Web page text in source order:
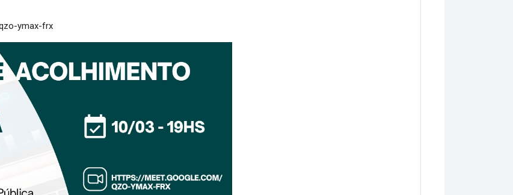
ymax-frx